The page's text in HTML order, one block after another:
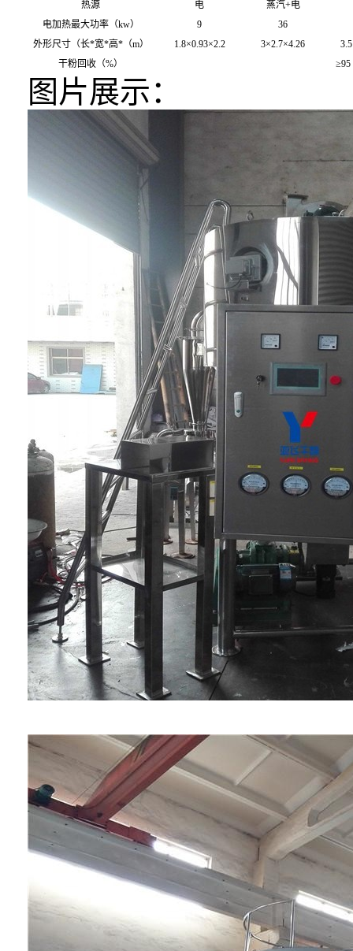
热源 电
蒸汽+电
电加热最大功率（kw）
9
36
外形尺寸（长*宽*高*（m）
1.8×0.93×2.2 3×2.7×4.26
干粉回收（%）
≥95
图片展示：